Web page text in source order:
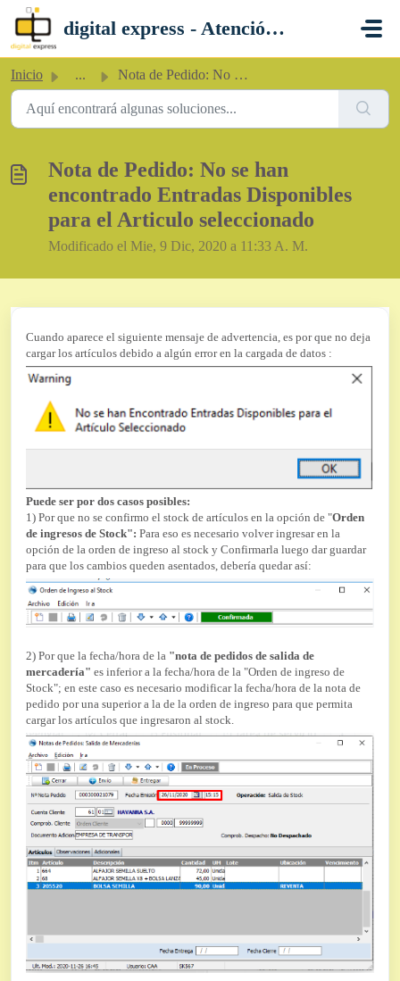
Saltar al contenido principal
digital express - Atención al Cliente
Inicio ... Nota de Pedido: No se han encontrado Entradas Disponibles...
Nota de Pedido: No se han
encontrado Entradas Disponibles
para el Articulo seleccionado
Modificado el Mie, 9 Dic, 2020 a 11:33 A. M.
Cuando aparece el siguiente mensaje de advertencia, es por que no deja
cargar los artículos debido a algún error en la cargada de datos :
Puede ser por dos casos posibles:
1) Por que no se confirmo el stock de artículos en la opción de "Orden
de ingresos de Stock": Para eso es necesario volver ingresar en la
opción de la orden de ingreso al stock y Confirmarla luego dar guardar
para que los cambios queden asentados, debería quedar así:
2) Por que la fecha/hora de la "nota de pedidos de salida de
mercadería" es inferior a la fecha/hora de la "Orden de ingreso de
Stock"; en este caso es necesario modificar la fecha/hora de la nota de
pedido por una superior a la de la orden de ingreso para que permita
cargar los artículos que ingresaron al stock.